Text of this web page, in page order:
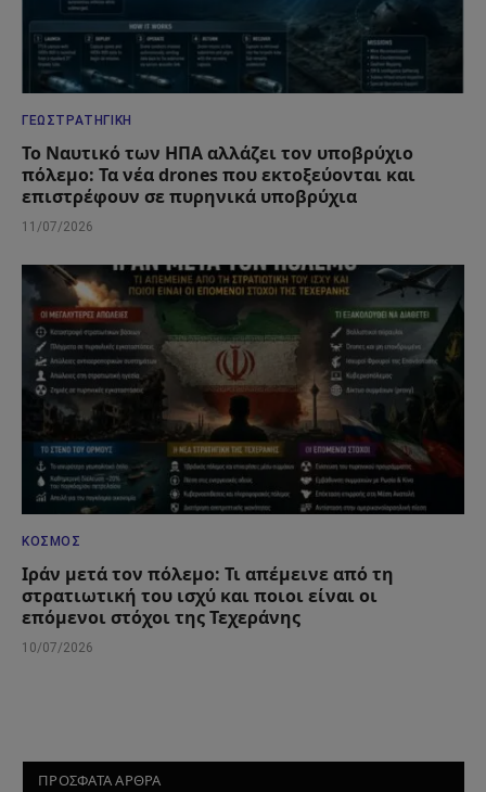
ΓΕΩΣΤΡΑΤΗΓΙΚΉ
Το Ναυτικό των ΗΠΑ αλλάζει τον υποβρύχιο
πόλεμο: Τα νέα drones που εκτοξεύονται και
επιστρέφουν σε πυρηνικά υποβρύχια
11/07/2026
ΚΌΣΜΟΣ
Ιράν μετά τον πόλεμο: Τι απέμεινε από τη
στρατιωτική του ισχύ και ποιοι είναι οι
επόμενοι στόχοι της Τεχεράνης
10/07/2026
ΠΡΟΣΦΑΤΑ ΑΡΘΡΑ